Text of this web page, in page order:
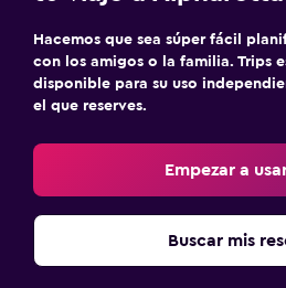
Hacemos que sea súper fácil
con los amigos o la familia. Trips
disponible para su uso
el que reserves.
Empezar a
Buscar mis